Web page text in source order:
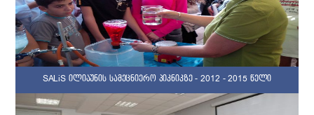
SALiS ილიაუნის სამეცნიერო პიკნიკზე - 2012 - 2015 წელი